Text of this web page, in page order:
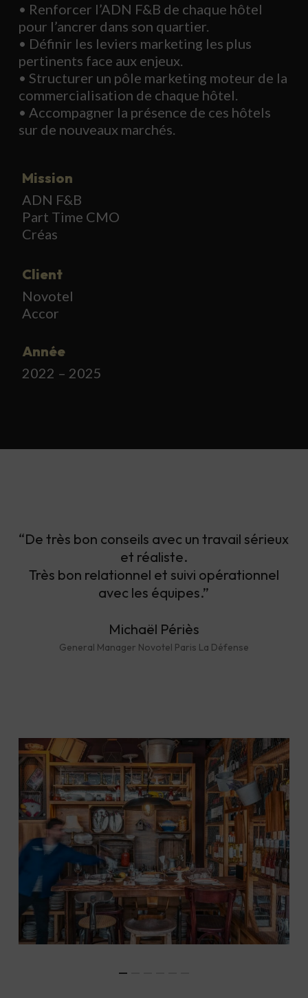
Client
Novotel
Accor
Année
2022 – 2025
Mission
ADN F&B
Part Time CMO
Créas
• Renforcer l’ADN F&B de chaque hôtel
pour l’ancrer dans son quartier.
• Définir les leviers marketing les plus
pertinents face aux enjeux.
• Structurer un pôle marketing moteur de la
commercialisation de chaque hôtel.
• Accompagner la présence de ces hôtels
sur de nouveaux marchés.
“De très bon conseils avec un travail sérieux
et réaliste.
Très bon relationnel et suivi opérationnel
avec les équipes.”
Michaël Périès
General Manager Novotel Paris La Défense